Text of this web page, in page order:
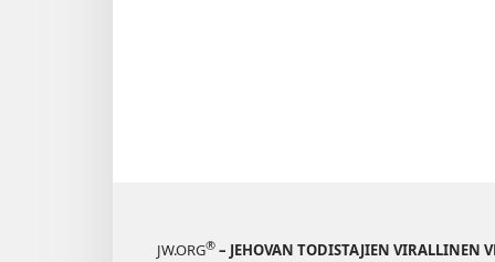
JW.ORG® – JEHOVAN TODISTAJIEN VIRALLINEN